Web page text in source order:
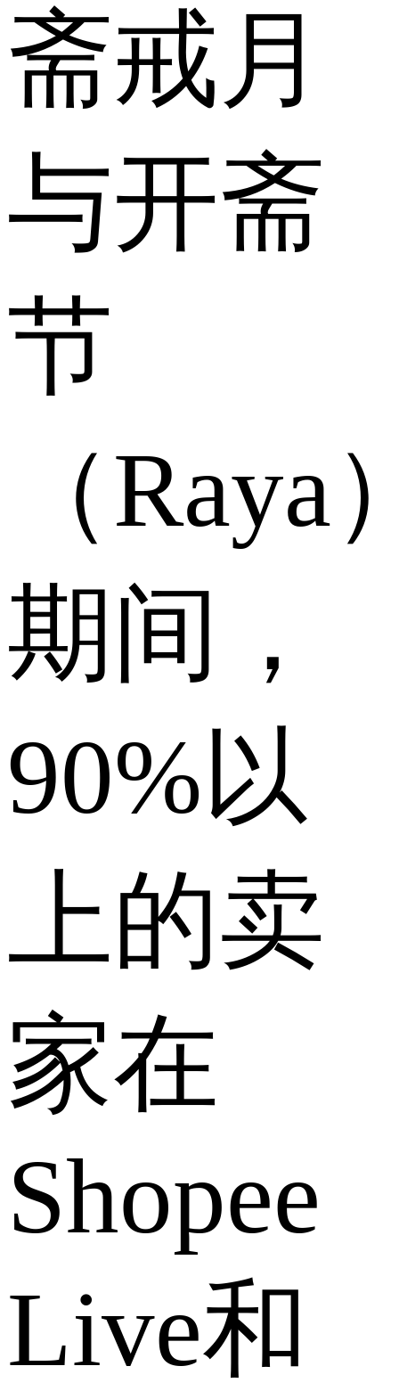
斋戒月
与开斋
节
（Raya
期间，
90%以
上的卖
家在
Shopee
Live和